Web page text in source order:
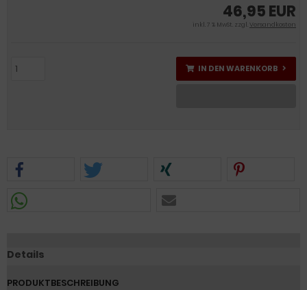
46,95 EUR
inkl. 7 % MwSt. zzgl.Versandkosten
IN DEN WARENKORB
Details
PRODUKTBESCHREIBUNG